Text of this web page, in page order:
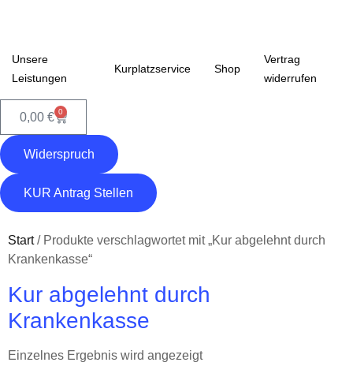
Unsere
Leistungen
Kurplatzservice Shop
Vertrag
widerrufen
0,00 € 0
Widerspruch
KUR Antrag Stellen
Start/ Produkte verschlagwortet mit „Kur abgelehnt durch
Krankenkasse“
Kur abgelehnt durch
Krankenkasse
Einzelnes Ergebnis wird angezeigt